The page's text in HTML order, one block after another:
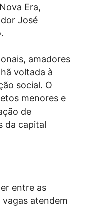
Era,
José
amadores
voltada à
social. O
menores e
de
da capital
entre as
vagas atendem